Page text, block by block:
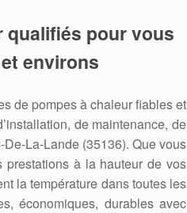
qualifiés pour vous
environs
de pompes à chaleur fiables et
de maintenance, de
La-Lande (35136). Que vous
à la hauteur de vos
la température dans toutes les
économiques, durables avec